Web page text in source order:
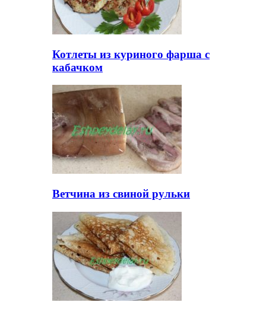
Котлеты из куриного фарша с
кабачком
Ветчина из свиной рульки